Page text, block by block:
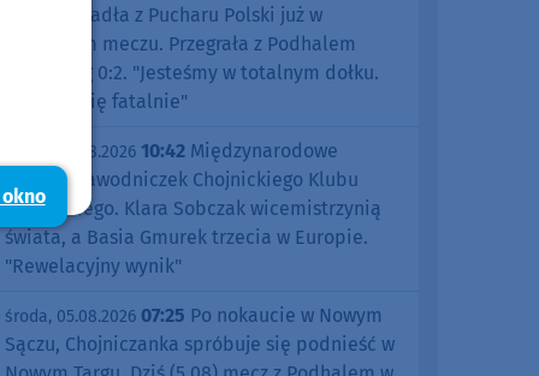
trwa. Odpadła z Pucharu Polski już w
pierwszym meczu. Przegrała z Podhalem
Nowy Targ 0:2. "Jesteśmy w totalnym dołku.
Czujemy się fatalnie"
środa, 05.08.2026 10:42 Międzynarodowe
sukcesy zawodniczek Chojnickiego Klubu
Żeglarskiego. Klara Sobczak wicemistrzynią
świata, a Basia Gmurek trzecia w Europie.
"Rewelacyjny wynik"
środa, 05.08.2026 07:25 Po nokaucie w Nowym
Sączu, Chojniczanka spróbuje się podnieść w